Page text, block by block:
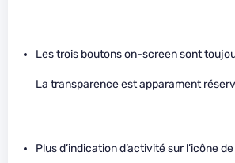
Les trois boutons on-screen sont
La transparence est apparament
Plus d’indication d’activité sur l’icône